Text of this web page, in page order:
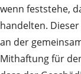
wenn feststehe,
handelten.
an der
Mithaftung für